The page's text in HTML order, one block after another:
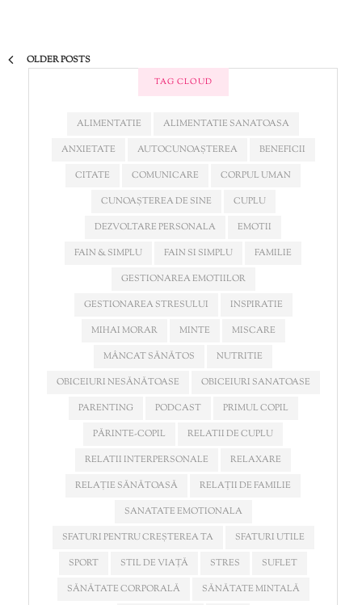
OLDER POSTS
TAG CLOUD
ALIMENTATIE
ALIMENTATIE SANATOASA
ANXIETATE
AUTOCUNOAȘTEREA
BENEFICII
CITATE
COMUNICARE
CORPUL UMAN
CUNOAȘTEREA DE SINE
CUPLU
DEZVOLTARE PERSONALA
EMOTII
FAIN & SIMPLU
FAIN SI SIMPLU
FAMILIE
GESTIONAREA EMOTIILOR
GESTIONAREA STRESULUI
INSPIRATIE
MIHAI MORAR
MINTE
MISCARE
MÂNCAT SĂNĂTOS
NUTRITIE
OBICEIURI NESĂNĂTOASE
OBICEIURI SANATOASE
PARENTING
PODCAST
PRIMUL COPIL
PĂRINTE-COPIL
RELATII DE CUPLU
RELATII INTERPERSONALE
RELAXARE
RELAȚIE SĂNĂTOASĂ
RELAȚII DE FAMILIE
SANATATE EMOTIONALA
SFATURI PENTRU CREȘTEREA TA
SFATURI UTILE
SPORT
STIL DE VIAȚĂ STRES
SUFLET
SĂNĂTATE CORPORALĂ
SĂNĂTATE MINTALĂ